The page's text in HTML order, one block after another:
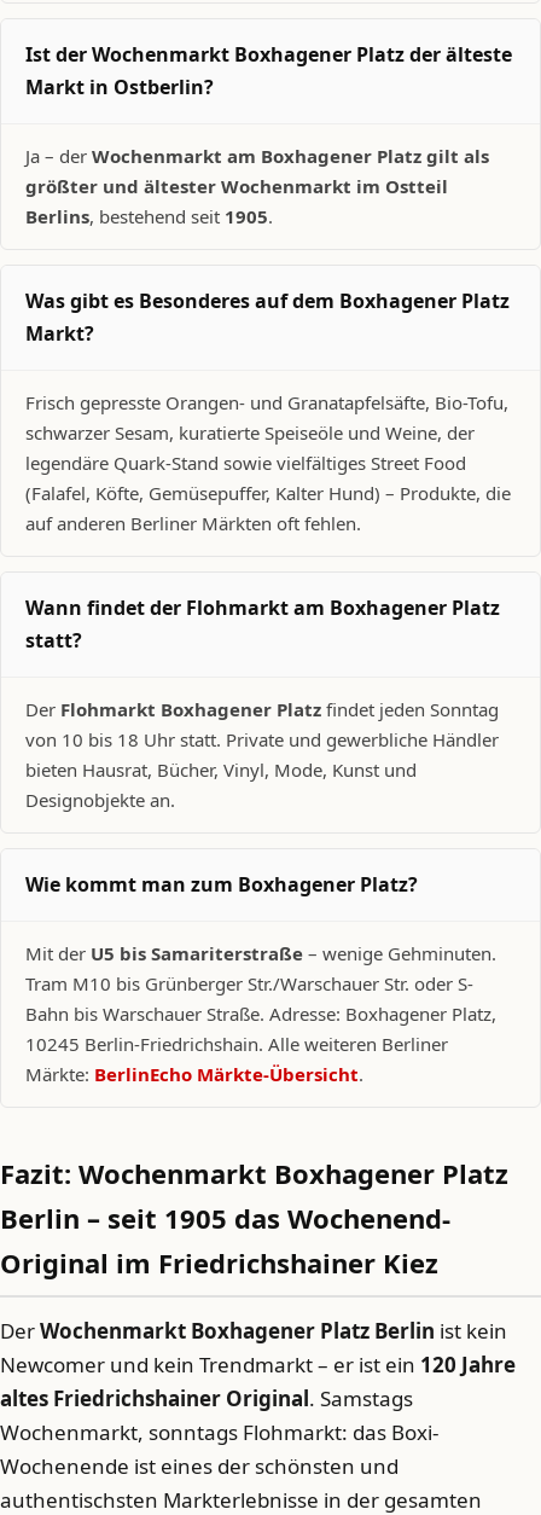
Ist der Wochenmarkt Boxhagener Platz der älteste
Markt in Ostberlin?
Ja – der Wochenmarkt am Boxhagener Platz gilt als
größter und ältester Wochenmarkt im Ostteil
Berlins, bestehend seit 1905.
Was gibt es Besonderes auf dem Boxhagener Platz
Markt?
Frisch gepresste Orangen- und Granatapfelsäfte, Bio-Tofu,
schwarzer Sesam, kuratierte Speiseöle und Weine, der
legendäre Quark-Stand sowie vielfältiges Street Food
(Falafel, Köfte, Gemüsepuffer, Kalter Hund) – Produkte, die
auf anderen Berliner Märkten oft fehlen.
Wann findet der Flohmarkt am Boxhagener Platz
statt?
Der Flohmarkt Boxhagener Platz findet jeden Sonntag
von 10 bis 18 Uhr statt. Private und gewerbliche Händler
bieten Hausrat, Bücher, Vinyl, Mode, Kunst und
Designobjekte an.
Wie kommt man zum Boxhagener Platz?
Mit der U5 bis Samariterstraße – wenige Gehminuten.
Tram M10 bis Grünberger Str./Warschauer Str. oder S-
Bahn bis Warschauer Straße. Adresse: Boxhagener Platz,
10245 Berlin-Friedrichshain. Alle weiteren Berliner
Märkte: BerlinEcho Märkte-Übersicht.
Fazit: Wochenmarkt Boxhagener Platz
Berlin – seit 1905 das Wochenend-
Original im Friedrichshainer Kiez
DerWochenmarkt Boxhagener Platz Berlin ist kein
Newcomer und kein Trendmarkt – er ist ein 120 Jahre
altes Friedrichshainer Original. Samstags
Wochenmarkt, sonntags Flohmarkt: das Boxi-
Wochenende ist eines der schönsten und
authentischsten Markterlebnisse in der gesamten